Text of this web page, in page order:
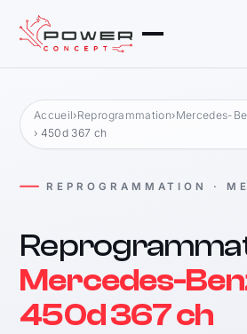
Accueil›Reprogrammation›Mercedes-
› 450d 367 ch
REPROGRAMMATION ·
Mercedes-
450d 367 ch